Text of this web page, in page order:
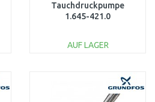
Tauchdruckpumpe
1.645-421.0
AUF LAGER
Vergleichen